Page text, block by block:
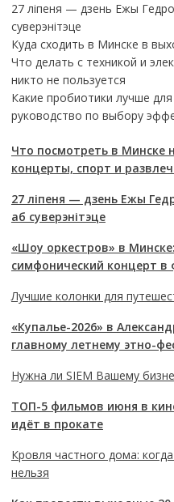
27 ліпеня — дзень Ежы
суверэнітэце
Куда сходить в Минске в
Что делать с техникой и
никто не пользуется
Какие пробиотики лучше
руководство по выбору
Что посмотреть в Минске
концерты, спорт и
27 ліпеня — дзень Ежы
аб суверэнітэце
«Шоу оркестров» в
симфонический концерт
Лучшие колонки для
«Купалье-2026» в
главному летнему этно-
Нужна ли SIEM Вашему
ТОП-5 фильмов июня в
идёт в прокате
Кровля частного дома:
нельзя